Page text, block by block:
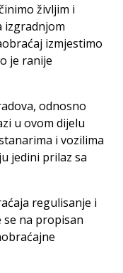
življim i
izgradnjom
izmjestimo
je ranije
odnosno
u ovom dijelu
i vozilima
jedini prilaz sa
regulisanje i
se na propisan